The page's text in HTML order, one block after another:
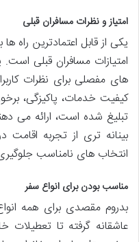
امتیاز و نظرات مسافران قبلی
یکی از قابل اعتمادترین راه
امتیازات مسافران قبلی
های مفصلی برای نظرات
کیفیت خدمات، پاکیزگی،
تبلیغ شده است، ارائه می
بینانه تری از تجربه
انتخاب های نامناسب
مناسب بودن برای انواع سفر
بدروم مقصدی برای همه
عاشقانه گرفته تا تعطیلات